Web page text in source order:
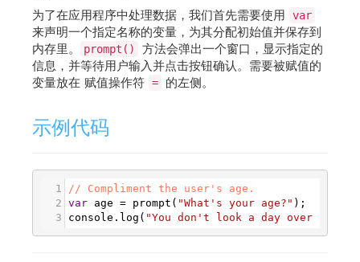
为了在应用程序中处理数据，我们首先需要使用
var
来声明一个指定名称的变量，为其分配初始值并保存到
内存里。
prompt()
方法会弹出一个窗口，显示指定的
信息，并等待用户输入并点击按钮确认。需要被赋值的
变量放在 赋值操作符 = 的左侧。
示例代码
1
// Compliment the user's age.
2 var age = prompt ( "What's your age?" );
3
console . log ( "You don't look a day over "